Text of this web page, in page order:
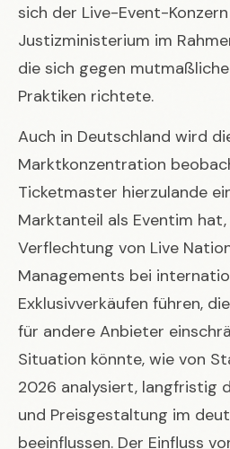
sich der Live-Event-
Justizministerium im
die sich gegen
Praktiken richtete.
Auch in Deutschland wird
Marktkonzentration
Ticketmaster hierzulande
Marktanteil als Eventim
Verflechtung von Live
Managements bei
Exklusivverkäufen führen,
für andere Anbieter
Situation könnte, wie von
2026 analysiert, langfristig
und Preisgestaltung im
beeinflussen. Der Einfluss